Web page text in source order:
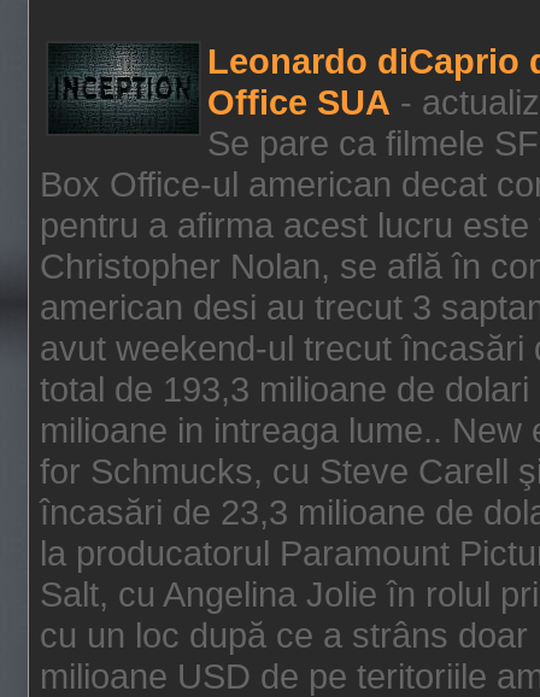
Leonardo diCaprio
Office SUA -
Se pare ca filmele
Box Office-ul american decat
pentru a afirma acest lucru
Christopher Nolan, se află în
american desi au trecut 3
avut weekend-ul trecut încasări
total de 193,3 milioane de
milioane in intreaga lume..
for Schmucks, cu Steve Carell
încasări de 23,3 milioane de
la producatorul Paramount
Salt, cu Angelina Jolie în rolul
cu un loc după ce a strâns
milioane USD de pe teritoriile